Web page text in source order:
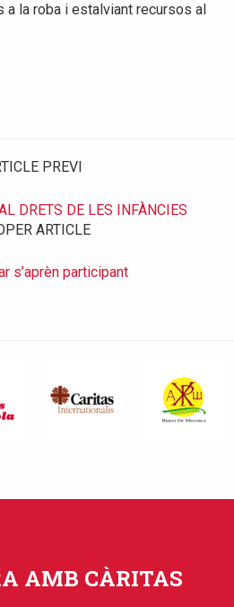
la roba i estalviant recursos al
PREVI
DRETS DE LES INFÀNCIES
ARTICLE
s’aprèn participant
AMB CÀRITAS